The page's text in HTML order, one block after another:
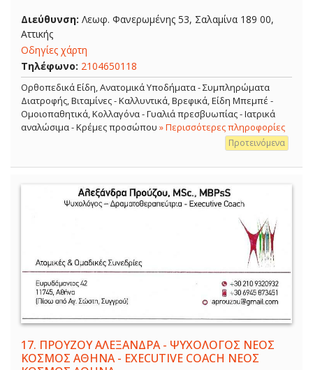
Διεύθυνση: Λεωφ. Φανερωμένης 53, Σαλαμίνα 189 00,
Αττικής
Οδηγίες χάρτη
Τηλέφωνο: 2104650118
Ορθοπεδικά Είδη, Ανατομικά Υποδήματα - Συμπληρώματα
Διατροφής, Βιταμίνες - Καλλυντικά, Βρεφικά, Είδη Μπεμπέ -
Ομοιοπαθητικά, Κολλαγόνα - Γυαλιά πρεσβυωπίας - Ιατρικά
αναλώσιμα - Κρέμες προσώπου » Περισσότερες πληροφορίες
Προτεινόμενα
17. ΠΡΟΥΖΟΥ ΑΛΕΞΑΝΔΡΑ - ΨΥΧΟΛΟΓΟΣ ΝΕΟΣ
ΚΟΣΜΟΣ ΑΘΗΝΑ - EXECUTIVE COACH ΝΕΟΣ